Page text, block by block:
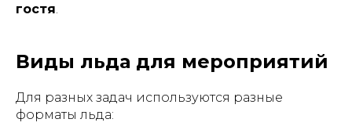
гостя.
Виды льда для мероприятий
Для разных задач используются разные
форматы льда: